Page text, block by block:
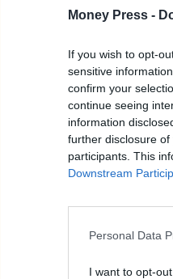
Money Press -
If you wish to opt-
sensitive
confirm your
continue seeing
information
further disclosure of
participants. This
Downstream
Personal Data
I want to opt-
και πλέον είνα ι
έχει εκτοξευτεί πάνω
ακρίβειας στα
τροφίμων στην